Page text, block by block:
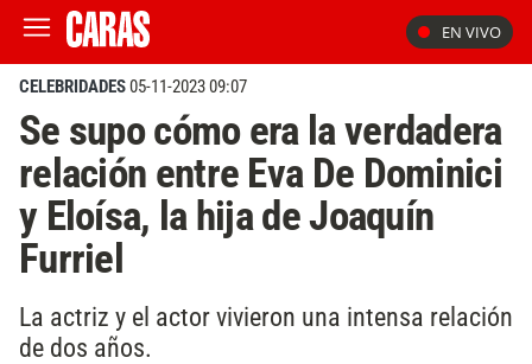
EN VIVO
CELEBRIDADES05-11-2023 09:07
Se supo cómo era la verdadera
relación entre Eva De Dominici
y Eloísa, la hija de Joaquín
Furriel
La actriz y el actor vivieron una intensa relación
de dos años.